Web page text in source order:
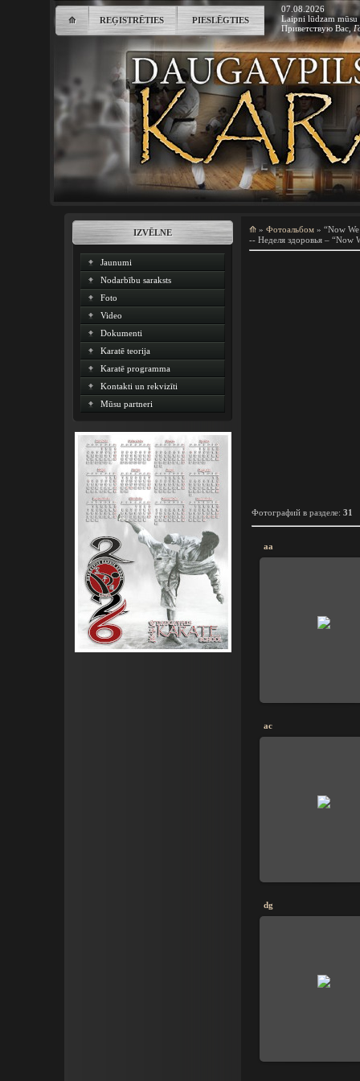
⟰ REĢISTRĒTIES PIESLĒGTIES
07.08.2026
Laipni lūdzam mūsu
Приветствую Вас ,
IZVĒLNE
Jaunumi
Nodarbību saraksts
Foto
Video
Dokumenti
Karatē teorija
Karatē programma
Kontakti un rekvizīti
Mūsu partneri
⟰ » Фотоальбом » “Now
-- Неделя здоровья –
Фотографий в разделе: 31
aa
ac
dg